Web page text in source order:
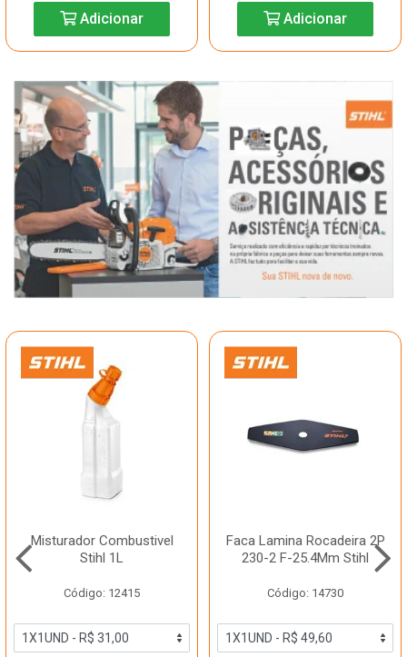
Adicionar Adicionar
Misturador Combustivel
Stihl 1L
Código: 12415
Faca Lamina Rocadeira 2P
230-2 F-25.4Mm Stihl
Código: 14730